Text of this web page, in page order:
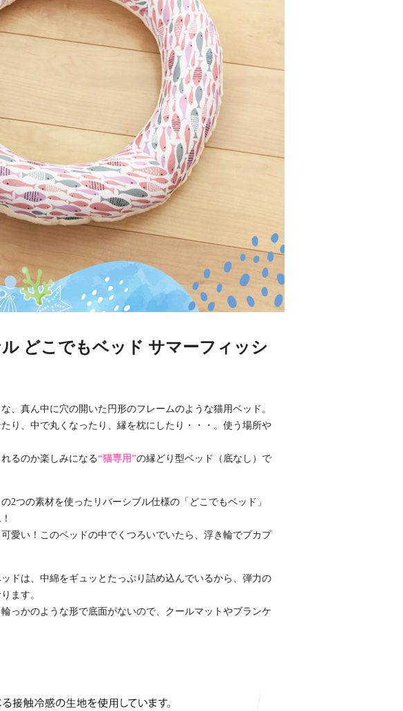
どこでもベッド サマーフィッシ
、真ん中に穴の開いた円形のフレームのような猫用ベッド。
り、中で丸くなったり、縁を枕にしたり・・・。使う場所や
るのか楽しみになる“猫専用”の縁どり型ベッド（底なし）で
2つの素材を使ったリバーシブル仕様の「どこでもベッド」
愛い！このベッドの中でくつろいでいたら、浮き輪でプカプ
ドは、中綿をギュッとたっぷり詰め込んでいるから、弾力の
ます。
っかのような形で底面がないので、クールマットやブランケ